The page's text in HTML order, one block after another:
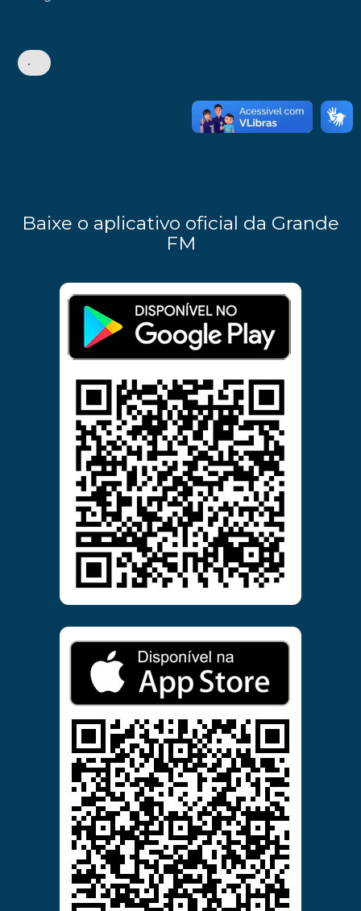
•
Baixe o aplicativo oficial da Grande
FM